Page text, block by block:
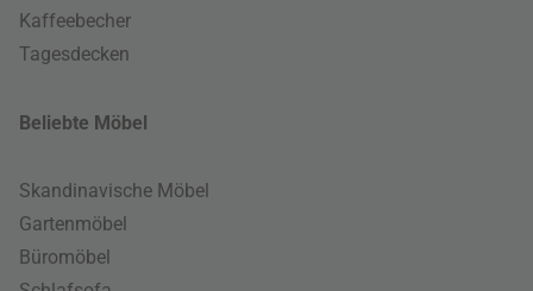
Kaffeebecher
Tagesdecken
Beliebte Möbel
Skandinavische Möbel
Gartenmöbel
Büromöbel